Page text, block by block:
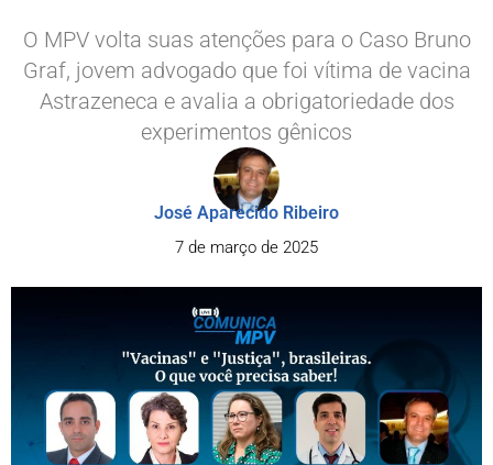
O MPV volta suas atenções para o Caso Bruno
Graf, jovem advogado que foi vítima de vacina
Astrazeneca e avalia a obrigatoriedade dos
experimentos gênicos
José Aparecido Ribeiro
7 de março de 2025